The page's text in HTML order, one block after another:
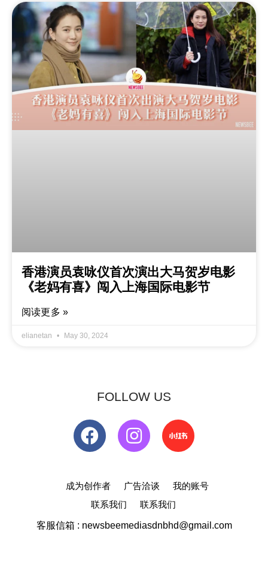
香港演员袁咏仪首次演出大马贺岁电影
《老妈有喜》闯入上海国际电影节
阅读更多 »
elianetan May 30, 2024
FOLLOW US
成为创作者 广告洽谈
我的账号
联系我们
联系我们
客服信箱 : newsbeemediasdnbhd@gmail.com